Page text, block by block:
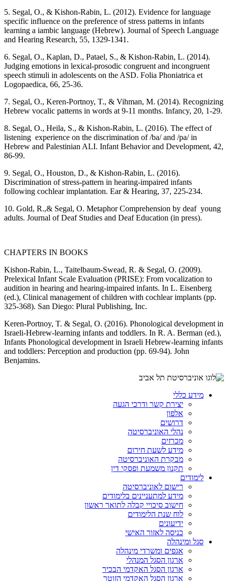
5. Segal, O., & Kishon-Rabin, L. (2012). Evidence for language
specific influence on the preference of stress patterns in infants
learning a iambic language (Hebrew). Journal of Speech Language
and Hearing Research, 55, 1329-1341.
6. Segal, O., Kaplan, D., Patael, S., & Kishon-Rabin, L. (2014).
Judging emotions in lexical-prosodic congruent and incongruent
speech stimuli in adolescents on the ASD. Folia Phoniatrica et
Logopaedica, 66, 25-36.
7. Segal, O., Keren-Portnoy, T., & Vihman, M. (2014). Recognizing
Hebrew vocalic patterns in words at 9-11 months. Infancy, 20, 1-29.
8. Segal, O., Heila, S., & Kishon-Rabin, L. (2016). The effect of
listening experience on the discrimination of /ba/ and /pa/ in
Hebrew and Palestinian ALI. Infant Behavior and Development, 42,
86-99.
9. Segal, O., Houston, D., & Kishon-Rabin, L. (2016).
Discrimination of stress-pattern in hearing-impaired infants
following cochlear implantation. Ear & Hearing, 37, 225-234.
10. Gold, R.,& Segal, O. Metaphor Comprehension by deaf young
adults. Journal of Deaf Studies and Deaf Education (in press).
CHAPTERS IN BOOKS
Kishon-Rabin, L., Taitelbaum-Swead, R. & Segal, O. (2009).
Prelexical Infant Scale Evaluation (PRISE): From vocalization to
audition in hearing and hearing-impaired infants. In L. Eisenberg
(ed.), Clinical management of children with cochlear implants (pp.
325-368). San Diego: Plural Publishing, Inc.
Keren-Portnoy, T. & Segal, O. (2016). Phonological development in
Israeli-Hebrew-learning infants and toddlers. In R. A. Berman (ed.),
Infants Phonological development in Israeli Hebrew-learning infants
and toddlers: Perception and production (pp. 69-94). John
Benjamins.
מידע כללי
יצירת קשר ודרכי הגעה
אלפון
דרושים
נהלי האוניברסיטה
מכרזים
מידע לשעת חירום
מבקרת האוניברסיטה
תקנון משמעת ופסקי דין
לימודים
רישום לאוניברסיטה
מידע למתעניינים בלימודים
חישוב סיכויי קבלה לתואר ראשון
לוח שנת הלימודים
ידיעונים
כניסה לאזור האישי
סגל ומינהלה
אגפים ומשרדי מינהלה
ארגון הסגל המנהלי
ארגון הסגל האקדמי הבכיר
ארגון הסגל האקדמי הזוטר